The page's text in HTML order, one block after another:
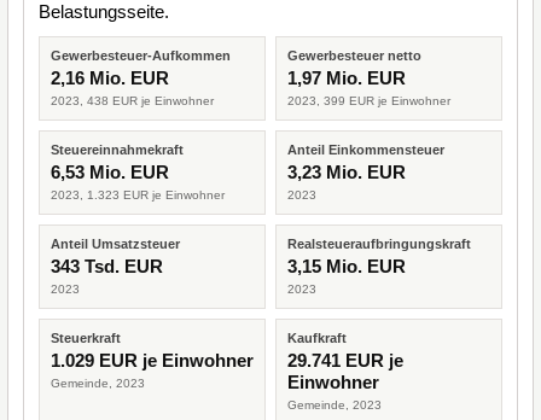
Belastungsseite.
Gewerbesteuer-Aufkommen
2,16 Mio. EUR
2023, 438 EUR je Einwohner
Gewerbesteuer netto
1,97 Mio. EUR
2023, 399 EUR je Einwohner
Steuereinnahmekraft
6,53 Mio. EUR
2023, 1.323 EUR je Einwohner
Anteil Einkommensteuer
3,23 Mio. EUR
2023
Anteil Umsatzsteuer
343 Tsd. EUR
2023
Realsteueraufbringungskraft
3,15 Mio. EUR
2023
Steuerkraft
1.029 EUR je Einwohner
Gemeinde, 2023
Kaufkraft
29.741 EUR je
Einwohner
Gemeinde, 2023